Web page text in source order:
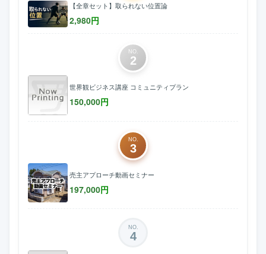
【全章セット】取られない位置論
2,980円
NO.
2
世界観ビジネス講座 コミュニティプラン
150,000円
NO.
3
売主アプローチ動画セミナー
197,000円
NO.
4